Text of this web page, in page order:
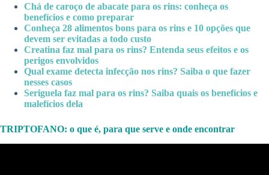
Chá de caroço de abacate para os rins: conheça os
benefícios e como preparar
Conheça 28 alimentos bons para os rins e 10 opções que
devem ser evitadas a todo custo
Creatina faz mal para os rins? Entenda seus efeitos e os
perigos envolvidos
Qual exame detecta infecção nos rins? Saiba o que fazer
nesses casos
Seriguela faz mal para os rins? Saiba quais os benefícios e
malefícios dela
TRIPTOFANO: o que é, para que serve e onde encontrar